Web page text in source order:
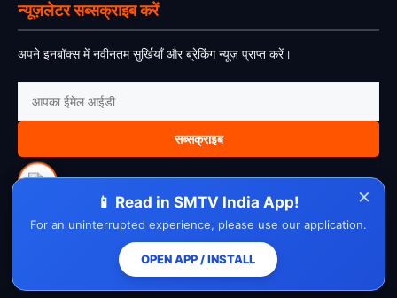
न्यूज़लेटर सब्सक्राइब करें
अपने इनबॉक्स में नवीनतम सुर्खियाँ और ब्रेकिंग न्यूज़ प्राप्त करें।
सब्सक्राइब
About UsContact Us DisclaimerPrivacy PolicyCookie Policy
Cancellation PolicyRefund PolicyTerms & Conditions
×
📱 Read in SMTV India App!
For an uninterrupted experience, please use our application.
OPEN APP / INSTALL